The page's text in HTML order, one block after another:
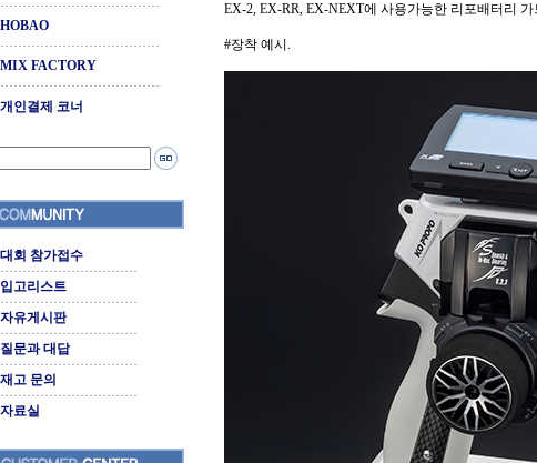
HOBAO
MIX FACTORY
개인결제 코너
대회 참가접수
입고리스트
자유게시판
질문과 대답
재고 문의
자료실
EX-2, EX-RR, EX-NEXT에 사용가능한 리포배터리 가
#장착 예시.